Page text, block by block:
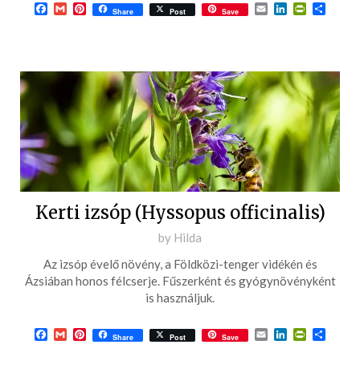
Facebook
GmailPinterest
Share Post Save EmailLinkedIn
Kerti izsóp (Hyssopus officinalis)
Posted
2017-
08-
by Hilda
Az izsóp évelő növény, a Földközi-tenger vidékén és
Ázsiában honos félcserje. Fűszerként és gyógynövényként
is használjuk.
Facebook
GmailPinterest
Share Post Save EmailLinkedIn